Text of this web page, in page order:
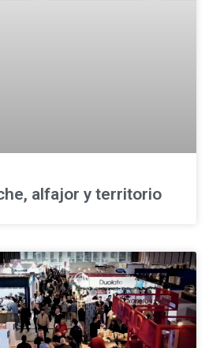
alfajor y territorio